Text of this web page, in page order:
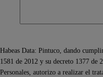
Habeas Data: Pintuco, dando
1581 de 2012 y su decreto 1377 de
Personales, autorizo a realizar el